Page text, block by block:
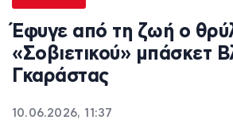
Έφυγε από τη ζωή ο
«Σοβιετικού» μπάσκετ
Γκαράστας
10.06.2026, 11:37